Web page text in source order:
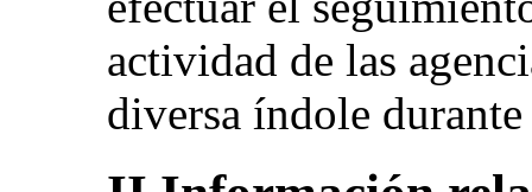
actividad de las
diversa índole